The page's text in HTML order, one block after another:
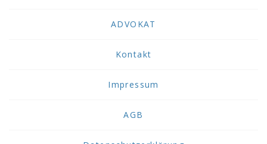
ADVOKAT
Kontakt
Impressum
AGB